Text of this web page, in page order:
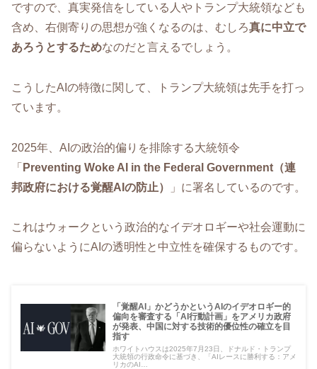
ですので、真実発信をしている人やトランプ大統領なども
含め、右側寄りの思想が強くなるのは、むしろ真に中立で
あろうとするためなのだと言えるでしょう。
こうしたAIの特徴に関して、トランプ大統領は先手を打っ
ています。
2025年、AIの政治的偏りを排除する大統領令
「 Preventing Woke AI in the Federal Government（連
邦政府における覚醒AIの防止）
」に署名しているのです。
これはウォークという政治的なイデオロギーや社会運動に
偏らないようにAIの透明性と中立性を確保するものです。
「覚醒AI」かどうかというAIのイデオロギー的
偏向を審査する「AI行動計画」をアメリカ政府
が発表、中国に対する技術的優位性の確立を目
指す
ホワイトハウスは2025年7月23日、ドナルド・トランプ
大統領の行政命令に基づき、「AIレースに勝利する：アメ
リカのAI…